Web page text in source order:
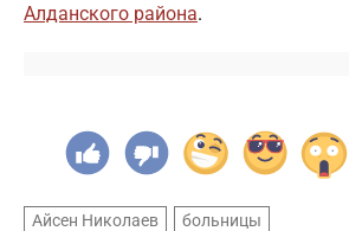
Алданского района.
Айсен Николаев
больницы